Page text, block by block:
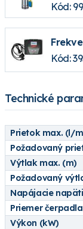
Kód:
Kód:
Technické
Prietok max. (l/
Požadovaný
Výtlak max. (m)
Požadovaný
Napájacie
Priemer
Výkon (kW)